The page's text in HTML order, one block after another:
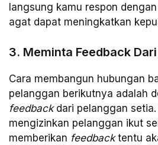
langsung kamu respon
agat dapat meningkatkan
3. Meminta Feedback
Cara membangun hubungan
pelanggan berikutnya adalah
feedbackdari pelanggan setia.
mengizinkan pelanggan ikut
memberikan feedbacktentu